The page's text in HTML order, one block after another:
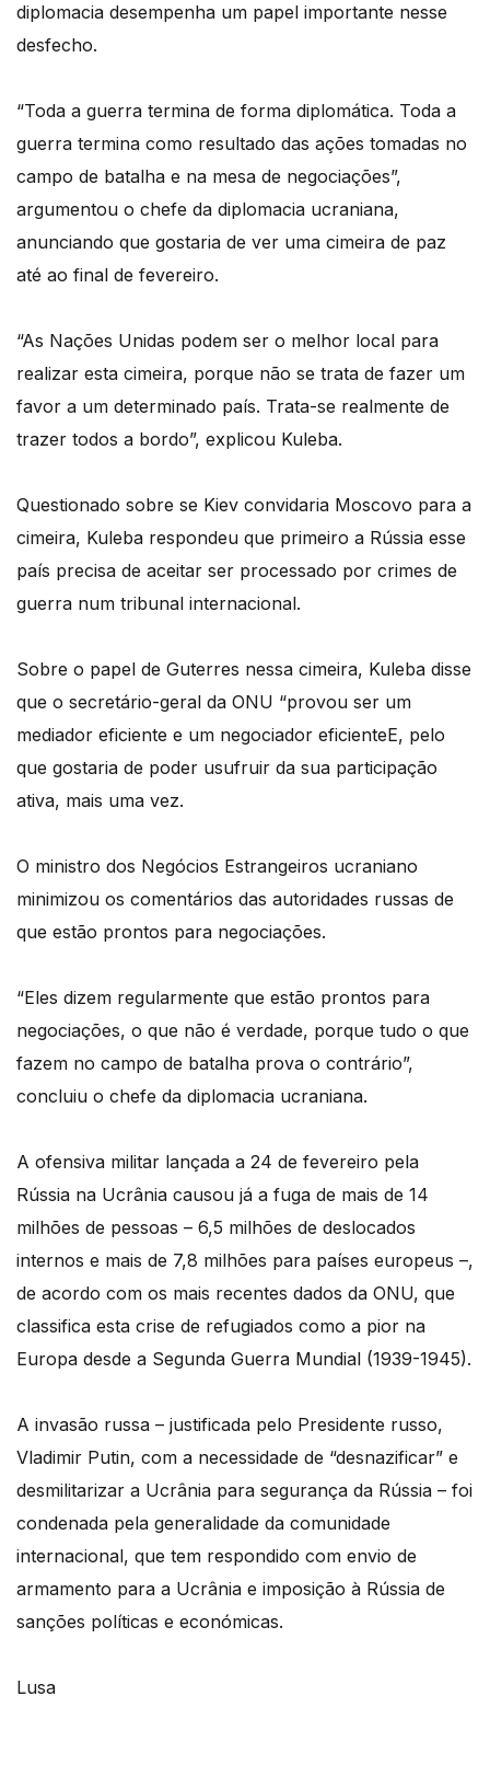
diplomacia desempenha um papel importante nesse
desfecho.
“Toda a guerra termina de forma diplomática. Toda a
guerra termina como resultado das ações tomadas no
campo de batalha e na mesa de negociações”,
argumentou o chefe da diplomacia ucraniana,
anunciando que gostaria de ver uma cimeira de paz
até ao final de fevereiro.
“As Nações Unidas podem ser o melhor local para
realizar esta cimeira, porque não se trata de fazer um
favor a um determinado país. Trata-se realmente de
trazer todos a bordo”, explicou Kuleba.
Questionado sobre se Kiev convidaria Moscovo para a
cimeira, Kuleba respondeu que primeiro a Rússia esse
país precisa de aceitar ser processado por crimes de
guerra num tribunal internacional.
Sobre o papel de Guterres nessa cimeira, Kuleba disse
que o secretário-geral da ONU “provou ser um
mediador eficiente e um negociador eficienteE, pelo
que gostaria de poder usufruir da sua participação
ativa, mais uma vez.
O ministro dos Negócios Estrangeiros ucraniano
minimizou os comentários das autoridades russas de
que estão prontos para negociações.
“Eles dizem regularmente que estão prontos para
negociações, o que não é verdade, porque tudo o que
fazem no campo de batalha prova o contrário”,
concluiu o chefe da diplomacia ucraniana.
A ofensiva militar lançada a 24 de fevereiro pela
Rússia na Ucrânia causou já a fuga de mais de 14
milhões de pessoas – 6,5 milhões de deslocados
internos e mais de 7,8 milhões para países europeus –,
de acordo com os mais recentes dados da ONU, que
classifica esta crise de refugiados como a pior na
Europa desde a Segunda Guerra Mundial (1939-1945).
A invasão russa – justificada pelo Presidente russo,
Vladimir Putin, com a necessidade de “desnazificar” e
desmilitarizar a Ucrânia para segurança da Rússia – foi
condenada pela generalidade da comunidade
internacional, que tem respondido com envio de
armamento para a Ucrânia e imposição à Rússia de
sanções políticas e económicas.
Lusa